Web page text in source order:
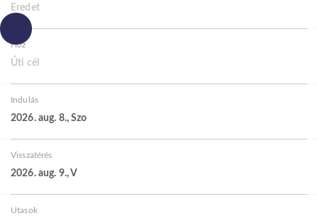
Eredet
Hoz
Úti cél
Indulás
2026. aug. 8., Szo
Visszatérés
2026. aug. 9., V
Utasok